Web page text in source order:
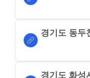
경기도 동두
경기도 화성